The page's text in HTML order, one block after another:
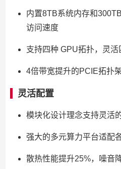
内置8TB系统内存和
访问速度
支持四种 GPU拓扑，灵
4倍带宽提升的PCIE拓扑
灵活配置
模块化设计理念支持灵活
强大的多元算力平台适配
散热性能提升25%，噪音